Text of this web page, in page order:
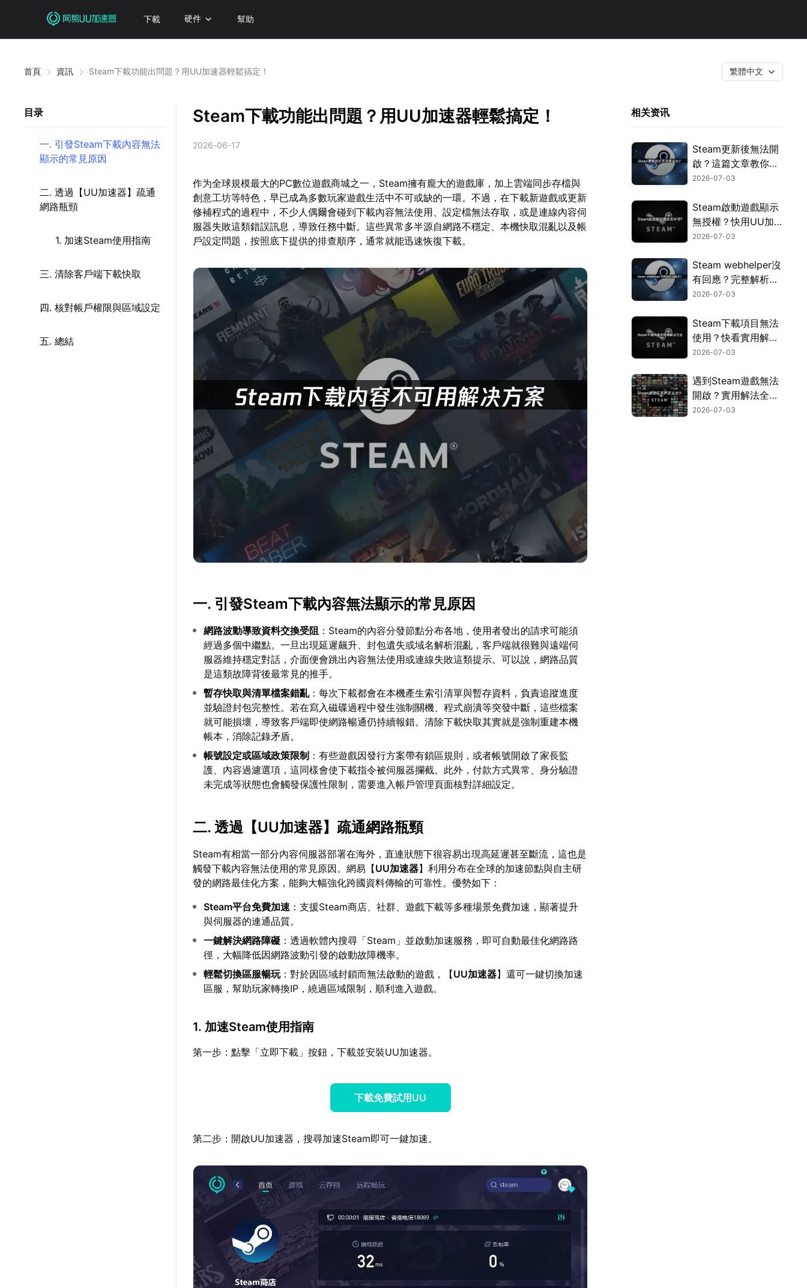
下載 硬件 幫助
首頁 資訊 Steam下載功能出問題？用UU加速器輕鬆搞定！ 繁體中文
目录
一. 引發Steam下載內容無法
顯示的常見原因
二. 透過【UU加速器】疏通
網路瓶頸
1. 加速Steam使用指南
三. 清除客戶端下載快取
四. 核對帳戶權限與區域設定
五. 總結
Steam下載功能出問題？用UU加速器輕鬆搞定！
2026-06-17
作为全球規模最大的PC數位遊戲商城之一，Steam擁有龐大的遊戲庫，加上雲端同步存檔與
創意工坊等特色，早已成為多數玩家遊戲生活中不可或缺的一環。不過，在下載新遊戲或更新
修補程式的過程中，不少人偶爾會碰到下載內容無法使用、設定檔無法存取，或是連線內容伺
服器失敗這類錯誤訊息，導致任務中斷。這些異常多半源自網路不穩定、本機快取混亂以及帳
戶設定問題，按照底下提供的排查順序，通常就能迅速恢復下載。
一. 引發Steam下載內容無法顯示的常見原因
網路波動導致資料交換受阻 ：Steam的內容分發節點分布各地，使用者發出的請求可能須
經過多個中繼點。一旦出現延遲飆升、封包遺失或域名解析混亂，客戶端就很難與遠端伺
服器維持穩定對話，介面便會跳出內容無法使用或連線失敗這類提示。可以說，網路品質
是這類故障背後最常見的推手。
暫存快取與清單檔案錯亂：每次下載都會在本機產生索引清單與暫存資料，負責追蹤進度
並驗證封包完整性。若在寫入磁碟過程中發生強制關機、程式崩潰等突發中斷，這些檔案
就可能損壞，導致客戶端即使網路暢通仍持續報錯。清除下載快取其實就是強制重建本機
帳本，消除記錄矛盾。
帳號設定或區域政策限制 ：有些遊戲因發行方案帶有鎖區規則，或者帳號開啟了家長監
護、內容過濾選項，這同樣會使下載指令被伺服器攔截。此外，付款方式異常、身分驗證
未完成等狀態也會觸發保護性限制，需要進入帳戶管理頁面核對詳細設定。
二. 透過【UU加速器】疏通網路瓶頸
Steam有相當一部分內容伺服器部署在海外，直連狀態下很容易出現高延遲甚至斷流，這也是
觸發下載內容無法使用的常見原因。網易【UU加速器】利用分布在全球的加速節點與自主研
發的網路最佳化方案，能夠大幅強化跨國資料傳輸的可靠性。優勢如下：
Steam平台免費加速 ：支援Steam商店、社群、遊戲下載等多種場景免費加速，顯著提升
與伺服器的連通品質。
一鍵解決網路障礙 ：透過軟體內搜尋「Steam」並啟動加速服務，即可自動最佳化網路路
徑，大幅降低因網路波動引發的啟動故障機率。
輕鬆切換區服暢玩：對於因區域封鎖而無法啟動的遊戲，【UU加速器】還可一鍵切換加速
區服，幫助玩家轉換IP，繞過區域限制，順利進入遊戲。
1. 加速Steam使用指南
第一步：點擊「立即下載」按鈕，下載並安裝UU加速器。
下載免費試用UU
第二步：開啟UU加速器，搜尋加速Steam即可一鍵加速。
相关资讯
Steam更新後無法開
啟？這篇文章教你用
UU加速器迅速搞
2026-07-03
Steam啟動遊戲顯示
無授權？快用UU加
速器免費提升授權驗
2026-07-03
Steam webhelper沒
有回應？完整解析原
因與解決方法！
2026-07-03
Steam下載項目無法
使用？快看實用解決
方法！
2026-07-03
遇到Steam遊戲無法
開啟？實用解法全面
彙整！
2026-07-03